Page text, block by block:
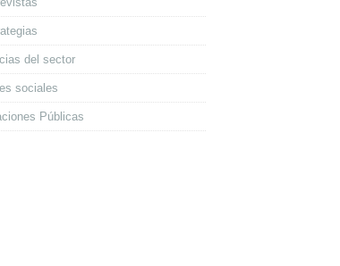
del sector
sociales
Públicas